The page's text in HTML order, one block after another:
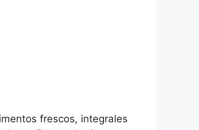
frescos, integrales